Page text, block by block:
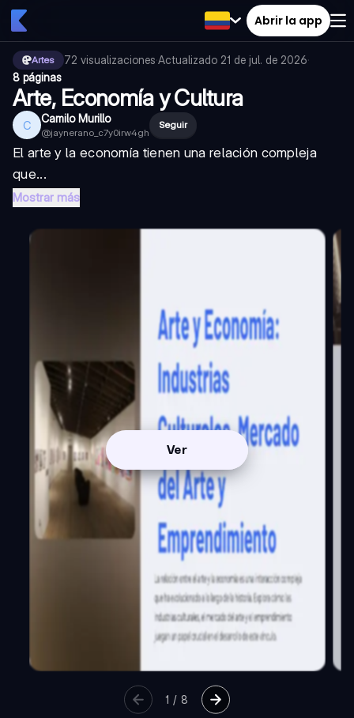
Abrir la app
Artes 72 visualizaciones·Actualizado 21 de jul. de 2026·
8 páginas
Arte, Economía y Cultura
C Camilo Murillo
@jaynerano_c7y0irw4gh
Seguir
El arte y la economía tienen una relación compleja
que...
Mostrar más
Ver
1 / 8